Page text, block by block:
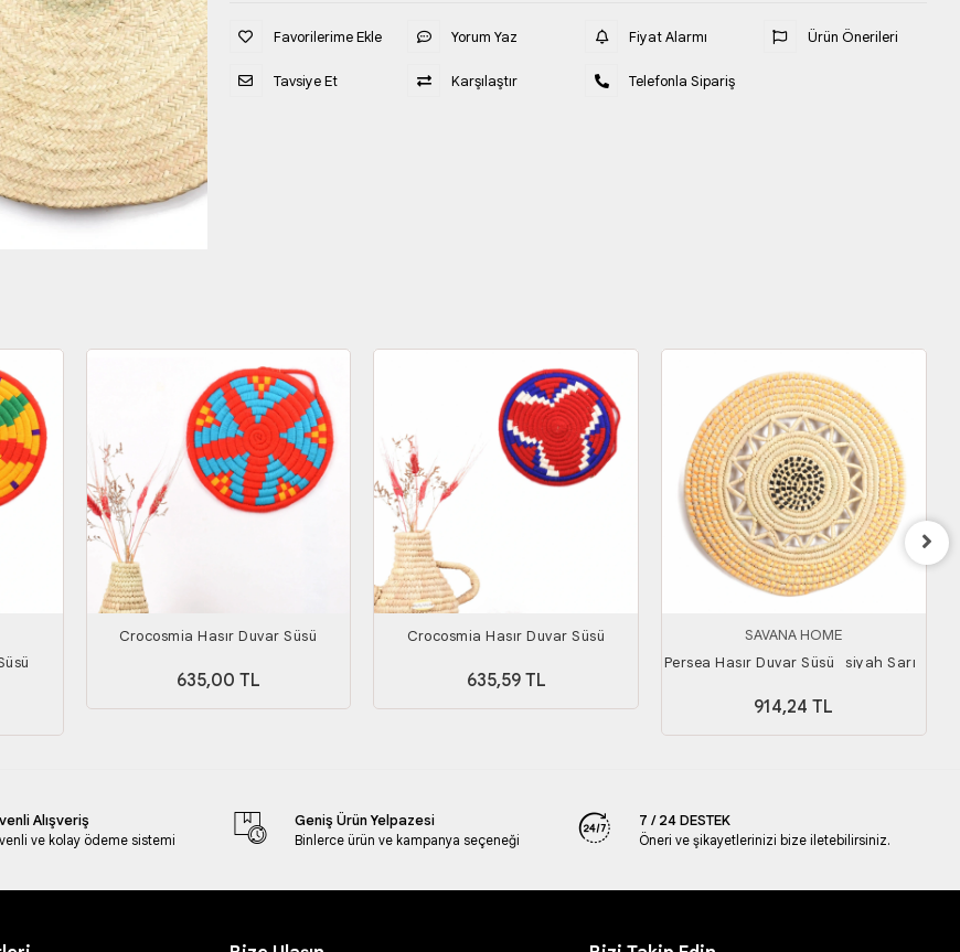
Favorilerime Ekle
Tavsiye Et
Yorum Yaz
Karşılaştır
Fiyat Alarmı
Telefonla Sipariş
Ürün Önerileri
Crocosmia Hasır Duvar Süsü
635,00 TL
Crocosmia Hasır Duvar Süsü
635,59 TL
SAVANA HOME
Persea Hasır Duvar Süsü_ siyah Sarı_
914,24 TL
Alışveriş
ve kolay ödeme sistemi
Geniş Ürün Yelpazesi
Binlerce ürün ve kampanya seçeneği
7 / 24 DESTEK
Öneri ve şikayetlerinizi bize iletebilirsiniz.